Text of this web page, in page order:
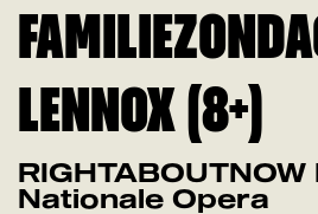
LENNOX (8+)
RIGHTABOUTNOW
Nationale Opera